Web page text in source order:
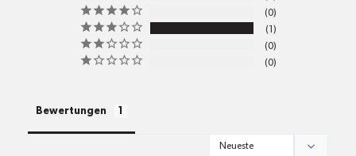
Standort
Versandkosten
0
1
0
0
Bewertungen